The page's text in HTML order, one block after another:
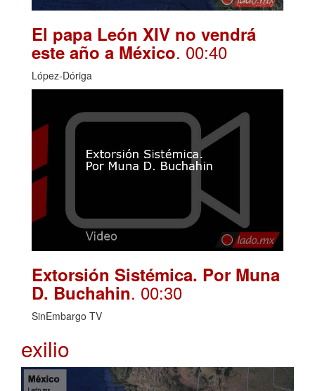
El papa León XIV no vendrá
este año a México. 00:40
López-Dóriga
Extorsión Sistémica. Por Muna
D. Buchahin. 00:30
SinEmbargo TV
exilio